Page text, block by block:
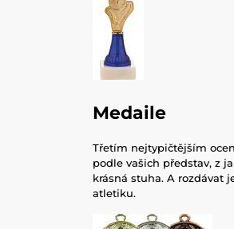
Medaile
Třetím nejtypičtějším
podle vašich představ, z
krásná stuha. A rozdávat
atletiku.